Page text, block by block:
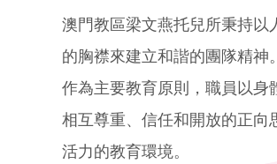
澳門教區梁文燕托兒所秉持以
的胸襟來建立和諧的團隊精神
作為主要教育原則，職員以身
相互尊重、信任和開放的正向
活力的教育環境。